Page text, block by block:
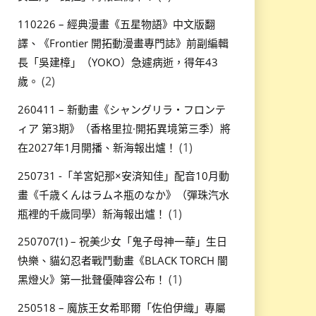
110226 – 經典漫畫《五星物語》中文版翻
譯、《Frontier 開拓動漫畫專門誌》前副編輯
長「吳建樟」（YOKO）急遽病逝，得年43
歲。 (2)
260411 – 新動畫《シャングリラ・フロンテ
ィア 第3期》（香格里拉·開拓異境第三季）將
在2027年1月開播、新海報出爐！ (1)
250731 -「羊宮妃那×安済知佳」配音10月動
畫《千歳くんはラムネ瓶のなか》（彈珠汽水
瓶裡的千歲同學）新海報出爐！ (1)
250707(1) – 祝美少女「鬼子母神一華」生日
快樂、貓幻忍者戰鬥動畫《BLACK TORCH 闇
黑燈火》第一批聲優陣容公布！ (1)
250518 – 魔族王女希耶爾「佐伯伊織」專屬